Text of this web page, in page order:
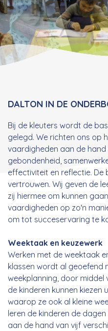
DALTON IN DE
Bij de kleuters wordt de
gelegd. We richten ons op
vaardigheden aan de hand
gebondenheid,
effectiviteit en reflectie. De
vertrouwen. Wij geven de
zij hiermee om kunnen
vaardigheden op zo'n
om tot succeservaring te
Weektaak en keuzewerk
Werken met de weektaak
klassen wordt al geoefend
weekplanning, door
de kinderen kunnen kiezen
waarop ze ook al kleine
leren de kinderen de
aan de hand van vijf